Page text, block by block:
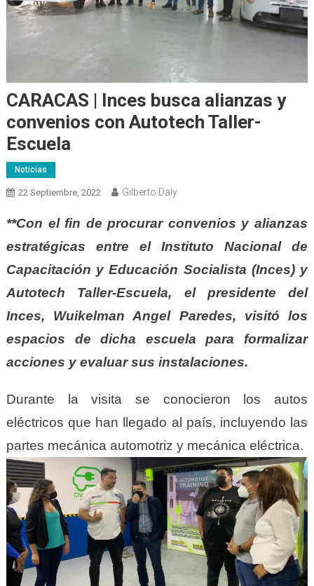
CARACAS | Inces busca alianzas y
convenios con Autotech Taller-
Escuela
Noticias
22 Septiembre, 2022 Gilberto Daly
**Con el fin de procurar convenios y alianzas
estratégicas entre el Instituto Nacional de
Capacitación y Educación Socialista (Inces) y
Autotech Taller-Escuela, el presidente del
Inces, Wuikelman Angel Paredes, visitó los
espacios de dicha escuela para formalizar
acciones y evaluar sus instalaciones.
Durante la visita se conocieron los autos
eléctricos que han llegado al país, incluyendo las
partes mecánica automotriz y mecánica eléctrica.